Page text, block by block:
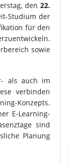
den 22.
Studium der
für den
sowie
als auch im
verbinden
Konzepts.
E-Learning-
sind
Planung